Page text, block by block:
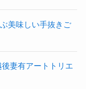
美味しい手抜きご
妻有アートトリエ